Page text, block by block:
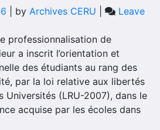
by Archives CERU
Leave
professionnalisation de
a inscrit l’orientation et
des étudiants au rang des
par la loi relative aux libertés
Universités (LRU-2007), dans le
acquise par les écoles dans